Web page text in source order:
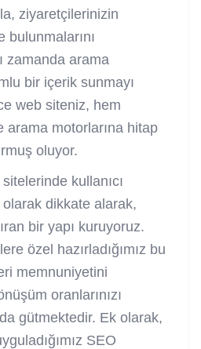
ziyaretçilerinizin
zamanda arama
bir içerik sunmayı
web siteniz, hem
arama motorlarına hitap
oluyor.
kullanıcı
dikkate alarak,
bir yapı kuruyoruz.
özel hazırladığımız bu
memnuniyetini
oranlarınızı
gütmektedir. Ek olarak,
SEO